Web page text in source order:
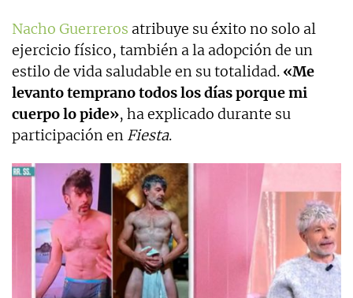
Nacho Guerreros atribuye su éxito no solo al
ejercicio físico, también a la adopción de un
estilo de vida saludable en su totalidad. «Me
levanto temprano todos los días porque mi
cuerpo lo pide», ha explicado durante su
participación en Fiesta.